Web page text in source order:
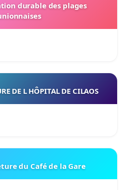
durable des plages
DE L HÔPITAL DE CILAOS
du Café de la Gare